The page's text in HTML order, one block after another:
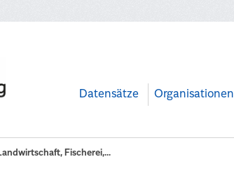
Datensätze Organisationen
Fischerei,...